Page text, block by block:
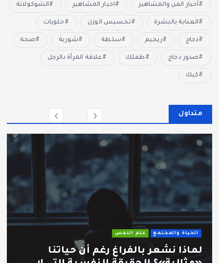
أخبار الفن والمشاهير اخبار المشاهير الشوكولاتة
العناية بالبشرة تخسيس الوزن حلويات
دجاج ريجيم سلطة شوربة صحة
صدور دجاج طفلك علاقة المرأة بالرجل
كيك
متداول
الحياة والمجتمع علم النفس